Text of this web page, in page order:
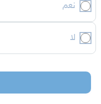
نعم
لا